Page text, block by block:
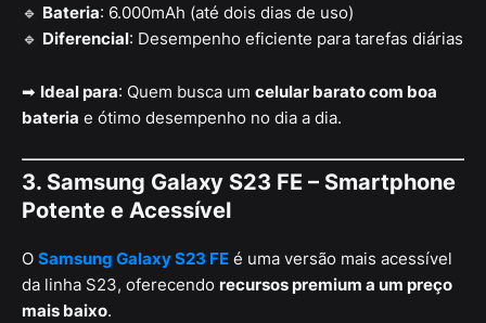
🔹 Bateria: 6.000mAh (até dois dias de uso)
🔹 Diferencial: Desempenho eficiente para tarefas diárias
➡ Ideal para: Quem busca um celular barato com boa
bateria e ótimo desempenho no dia a dia.
3. Samsung Galaxy S23 FE – Smartphone
Potente e Acessível
O Samsung Galaxy S23 FE é uma versão mais acessível
da linha S23, oferecendo recursos premium a um preço
mais baixo.